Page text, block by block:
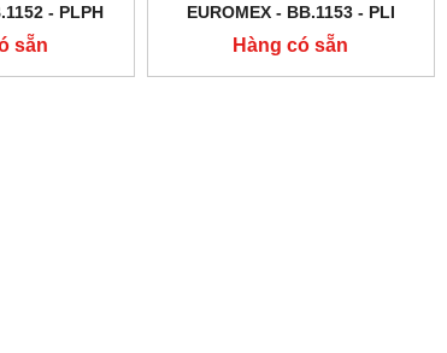
‑ PLPH
sẵn
EUROMEX - BB.1153 ‑ PLI
Hàng có sẵn